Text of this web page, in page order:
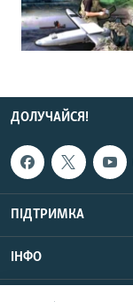
ДОЛУЧАЙСЯ!
ПІДТРИМКА
ІНФО